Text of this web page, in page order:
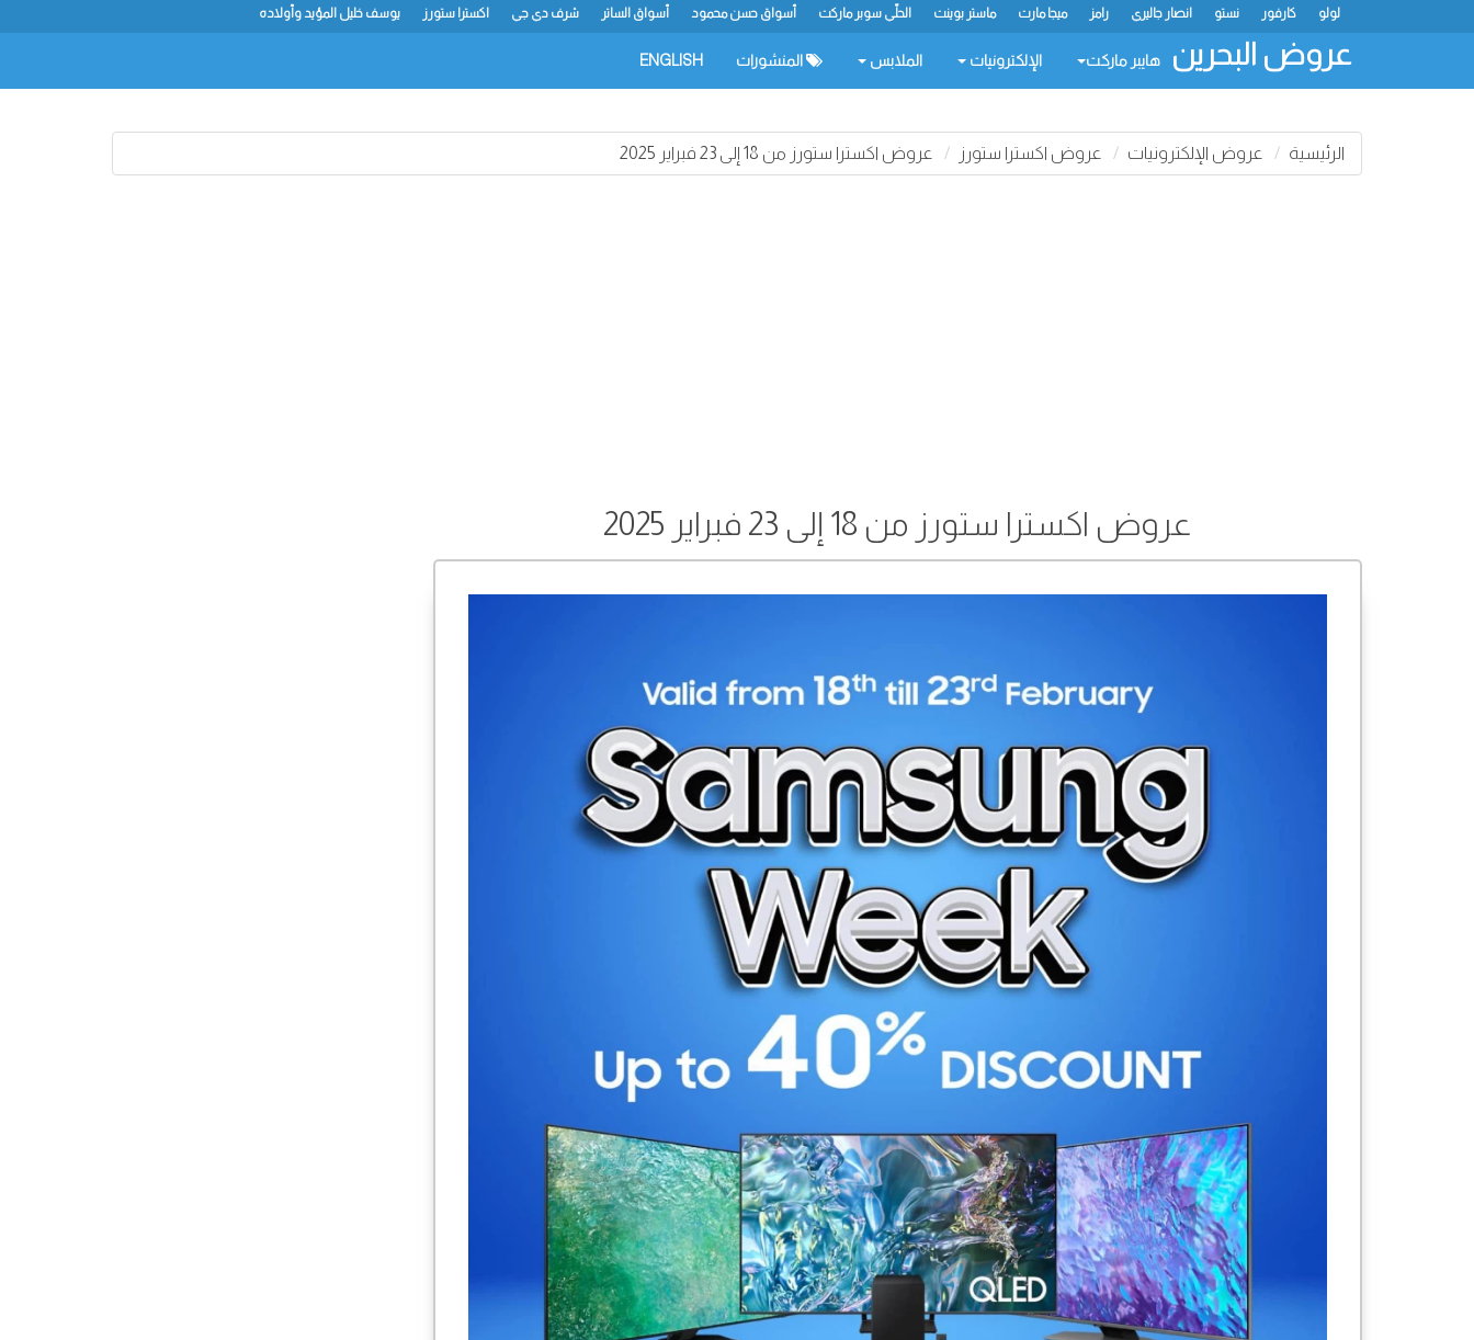
يوسف خليل المؤيد وأولاده اكسترا ستورز شرف دي جي أسواق الساتر أسواق حسن محمود الحلّي سوبر ماركت ماستر بوينت ميجا مارت رامز انصار جاليري نستو كارفور لولو
عروض البحرين هايبر ماركت الإلكترونيات الملابس المنشورات ENGLISH
الرئيسية عروض الإلكترونيات عروض اكسترا ستورز عروض اكسترا ستورز من 18 إلى 23 فبراير 2025
عروض اكسترا ستورز من 18 إلى 23 فبراير 2025